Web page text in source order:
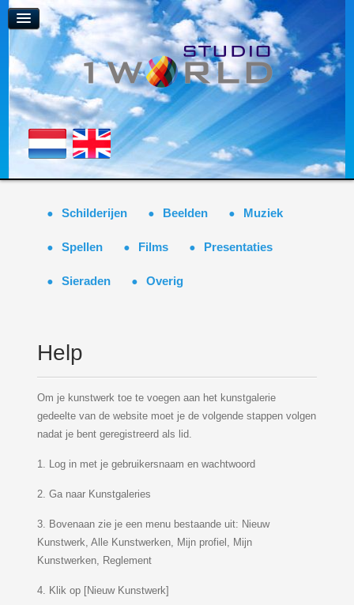
Schilderijen Beelden Muziek
Spellen Films Presentaties
Sieraden Overig
Help
Om je kunstwerk toe te voegen aan het kunstgalerie
gedeelte van de website moet je de volgende stappen volgen
nadat je bent geregistreerd als lid.
1. Log in met je gebruikersnaam en wachtwoord
2. Ga naar Kunstgaleries
3. Bovenaan zie je een menu bestaande uit: Nieuw
Kunstwerk, Alle Kunstwerken, Mijn profiel, Mijn
Kunstwerken, Reglement
4. Klik op [Nieuw Kunstwerk]